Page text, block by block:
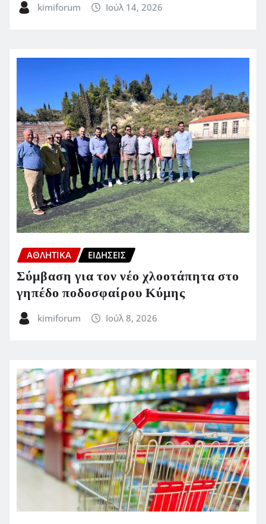
kimiforum Ιούλ 14, 2026
ΑΘΛΗΤΙΚΑ ΕΙΔΗΣΕΙΣ
Σύμβαση για τον νέο χλοοτάπητα στο
γηπέδο ποδοσφαίρου Κύμης
kimiforum Ιούλ 8, 2026